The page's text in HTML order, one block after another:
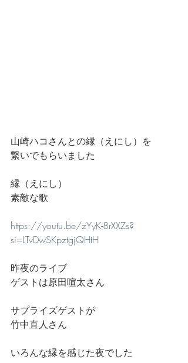
山崎ハコさんとの縁（えにし）を
繋いでもらいました
縁（えにし）
素敵な歌
https://youtu.be/zYyK-8rXXZs?
si=LTvDwSKpztgjQHtH
昨夜のライブ
ゲストは原田喧太さん
サプライズゲストが
竹中直人さん
いろんな縁を感じた夜でした